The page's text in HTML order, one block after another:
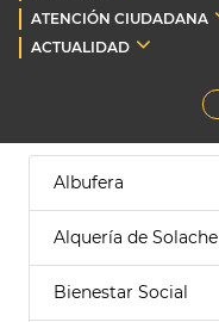
ATENCIÓN CIUDADANA
ACTUALIDAD
Albufera
Alquería de Solache
Bienestar Social